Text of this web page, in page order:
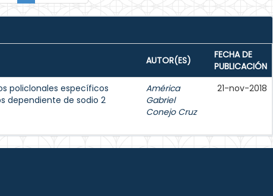
AUTOR(ES)
FECHA DE
PUBLICACIÓN
policlonales específicos
dependiente de sodio 2
América
Gabriel
Conejo Cruz
21-nov-2018